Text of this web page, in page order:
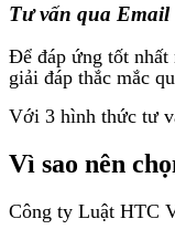
Tư vấn qua Email
Để đáp ứng tốt nhất
giải đáp thắc mắc
Với 3 hình thức tư
Vì sao nên
Công ty Luật HTC